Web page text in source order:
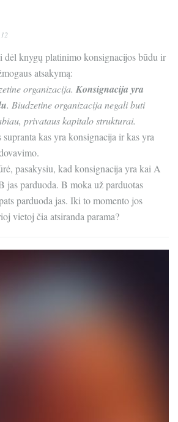
12
knygų platinimo konsignacijos būdu ir
atsakymą:
organizacija. Konsignacija yra
. Biudzetine organizacija negali buti
privataus kapitalo strukturai.
supranta kas yra konsignacija ir kas yra
pasakysiu, kad konsignacija yra kai A
jas parduoda. B moka už parduotas
parduoda jas. Iki to momento jos
vietoj čia atsiranda parama?